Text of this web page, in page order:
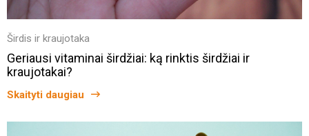
Širdis ir kraujotaka
Geriausi vitaminai širdžiai: ką rinktis širdžiai ir
kraujotakai?
Skaityti daugiau